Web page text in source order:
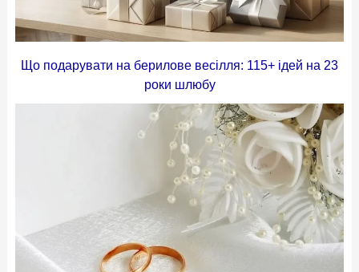
Що подарувати на берилове весілля: 115+ ідей на 23
роки шлюбу